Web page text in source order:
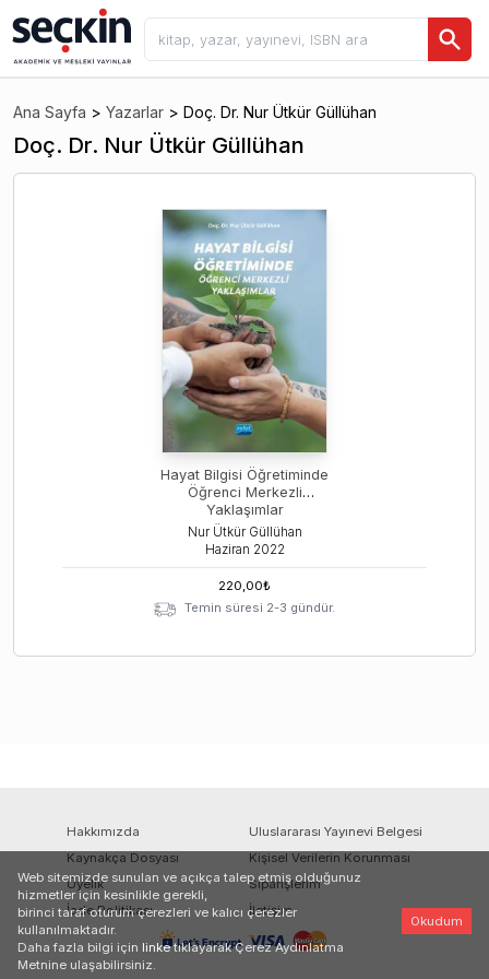
Ana Sayfa > Yazarlar > Doç. Dr. Nur Ütkür Güllühan
Doç. Dr. Nur Ütkür Güllühan
Hayat Bilgisi Öğretiminde
Öğrenci Merkezli
Yaklaşımlar
Nur Ütkür Güllühan
Haziran 2022
220,00₺
Temin süresi 2-3 gündür.
Hakkımızda
Uluslararası Yayınevi Belgesi
Kaynakça Dosyası
Kişisel Verilerin Korunması
Üyelik
Siparişlerim
İade Politikası
İletişim
Web sitemizde sunulan ve açıkça talep etmiş olduğunuz
hizmetler için kesinlikle gerekli,
birinci taraf oturum çerezleri ve kalıcı çerezler
kullanılmaktadır.
Daha fazla bilgi için linke tıklayarak Çerez Aydınlatma
Metnine ulaşabilirsiniz.
Okudum